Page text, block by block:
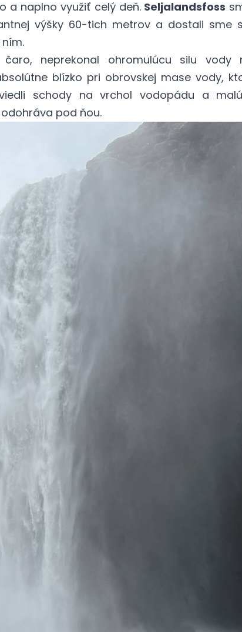
a naplno využiť celý deň. Seljalandsfoss
výšky 60-tich metrov a dostali sme
neprekonal ohromulúcu silu vody
blízko pri obrovskej mase vody,
schody na vrchol vodopádu a
pod ňou.